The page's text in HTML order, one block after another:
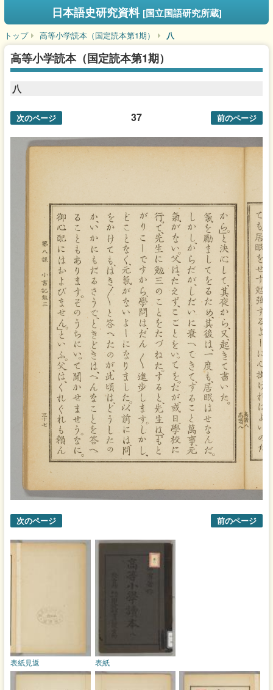
日本語史研究資料 [国立国語研究所蔵]
トップ 高等小学読本（国定読本第1期） 八
高等小学読本（国定読本第1期）
八
37
次のページ 前のページ
次のページ 前のページ
表紙
表紙見返